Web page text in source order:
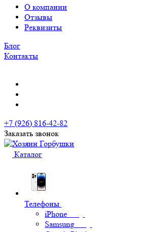
О компании
Отзывы
Реквизиты
Блог
Контакты
+7 (926) 816-42-82
Заказать звонок
Каталог
Телефоны
iPhone
Samsung